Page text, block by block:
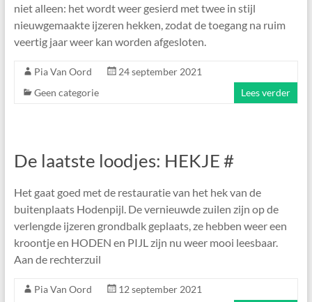
niet alleen: het wordt weer gesierd met twee in stijl
nieuwgemaakte ijzeren hekken, zodat de toegang na ruim
veertig jaar weer kan worden afgesloten.
Pia Van Oord
24 september 2021
Geen categorie
Lees verder
De laatste loodjes: HEKJE #
Het gaat goed met de restauratie van het hek van de
buitenplaats Hodenpijl. De vernieuwde zuilen zijn op de
verlengde ijzeren grondbalk geplaats, ze hebben weer een
kroontje en HODEN en PIJL zijn nu weer mooi leesbaar.
Aan de rechterzuil
Pia Van Oord
12 september 2021